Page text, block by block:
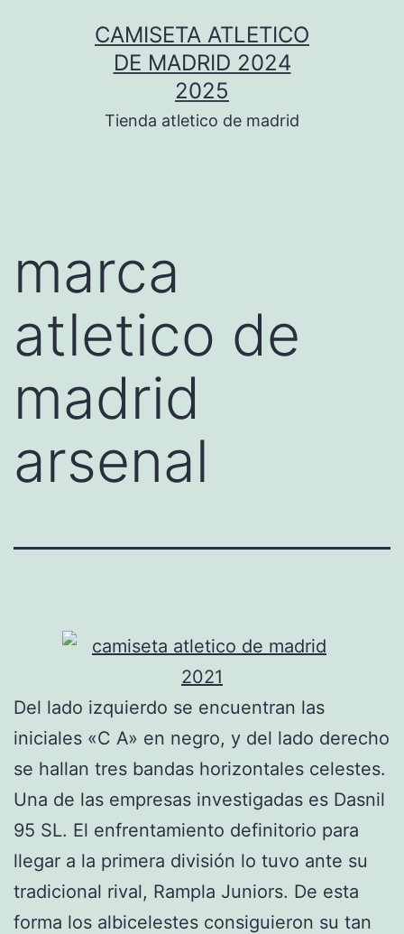
CAMISETA ATLETICO
DE MADRID 2024
2025
Tienda atletico de madrid
marca
atletico de
madrid
arsenal
Del lado izquierdo se encuentran las
iniciales «C A» en negro, y del lado derecho
se hallan tres bandas horizontales celestes.
Una de las empresas investigadas es Dasnil
95 SL. El enfrentamiento definitorio para
llegar a la primera división lo tuvo ante su
tradicional rival, Rampla Juniors. De esta
forma los albicelestes consiguieron su tan